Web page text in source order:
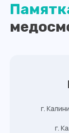
г.
г.